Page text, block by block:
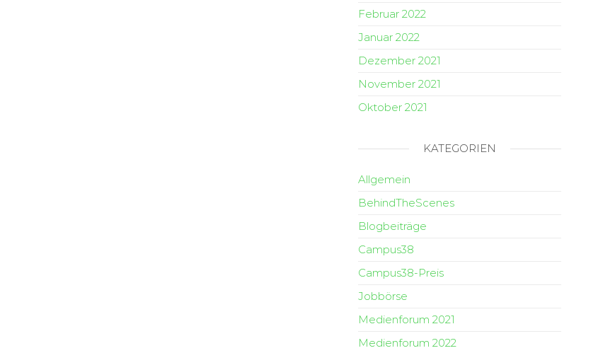
Februar 2022
Januar 2022
Dezember 2021
November 2021
Oktober 2021
KATEGORIEN
Allgemein
BehindTheScenes
Blogbeiträge
Campus38
Campus38-Preis
Jobbörse
Medienforum 2021
Medienforum 2022